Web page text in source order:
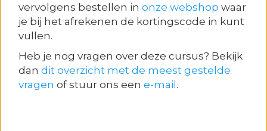
vervolgens bestellen in onze webshop waar
je bij het afrekenen de kortingscode in kunt
vullen.
Heb je nog vragen over deze cursus? Bekijk
dan dit overzicht met de meest gestelde
vragen of stuur ons een e-mail.